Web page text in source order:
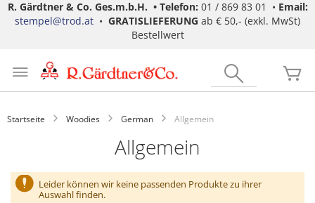
R. Gärdtner & Co. Ges.m.b.H. • Telefon: 01 / 869 83 01 • Email:
stempel@trod.at • GRATISLIEFERUNG ab € 50,- (exkl. MwSt)
Bestellwert
Inhalt
springen
Startseite Woodies German Allgemein
Allgemein
Leider können wir keine passenden Produkte zu ihrer
Auswahl finden.